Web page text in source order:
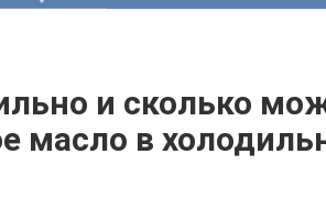
и сколько
масло в